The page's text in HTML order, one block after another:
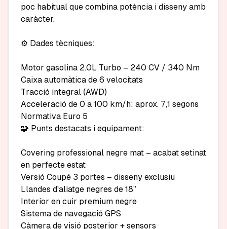
poc habitual que combina potència i disseny amb
caràcter.
⚙️ Dades tècniques:
Motor gasolina 2.0L Turbo – 240 CV / 340 Nm
Caixa automàtica de 6 velocitats
Tracció integral (AWD)
Acceleració de 0 a 100 km/h: aprox. 7,1 segons
Normativa Euro 5
🧩 Punts destacats i equipament:
Covering professional negre mat – acabat setinat
en perfecte estat
Versió Coupé 3 portes – disseny exclusiu
Llandes d'aliatge negres de 18’’
Interior en cuir premium negre
Sistema de navegació GPS
Càmera de visió posterior + sensors